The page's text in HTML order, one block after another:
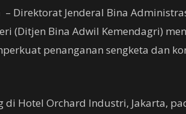
– Direktorat Jenderal Bina
(Ditjen Bina Adwil Kemendagri)
penanganan sengketa dan
di Hotel Orchard Industri, Jakarta,